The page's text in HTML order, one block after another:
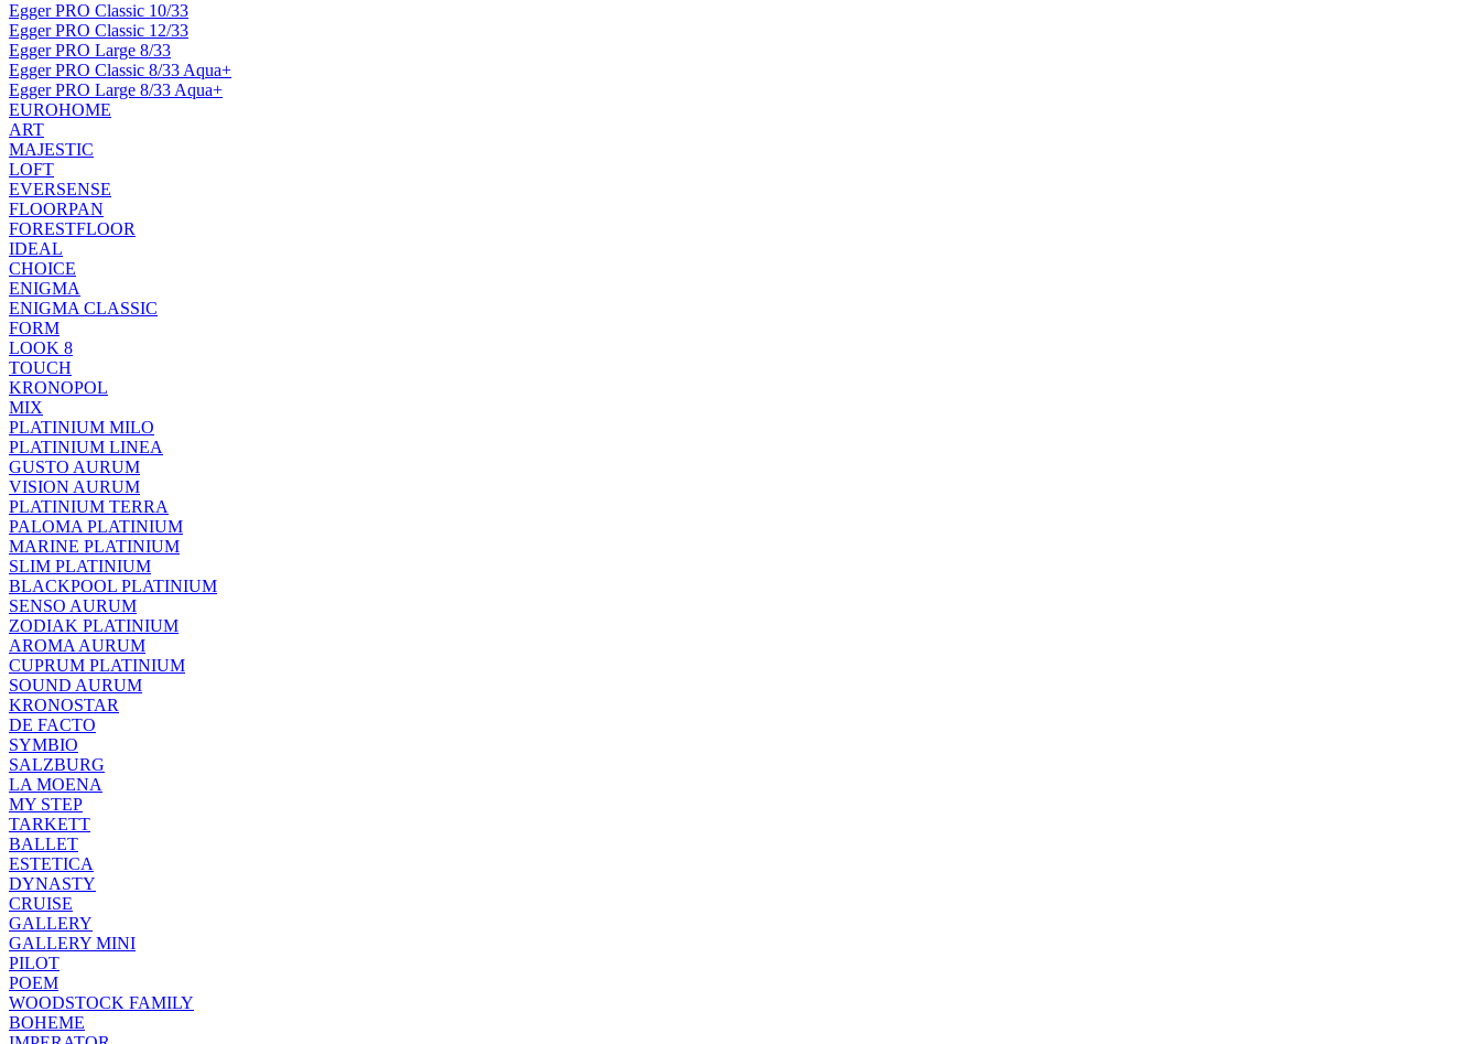
Egger PRO Classic 10/33
Egger PRO Classic 12/33
Egger PRO Large 8/33
Egger PRO Classic 8/33 Aqua+
Egger PRO Large 8/33 Aqua+
EUROHOME
ART
MAJESTIC
LOFT
EVERSENSE
FLOORPAN
FORESTFLOOR
IDEAL
CHOICE
ENIGMA
ENIGMA CLASSIC
FORM
LOOK 8
TOUCH
KRONOPOL
MIX
PLATINIUM MILO
PLATINIUM LINEA
GUSTO AURUM
VISION AURUM
PLATINIUM TERRA
PALOMA PLATINIUM
MARINE PLATINIUM
SLIM PLATINIUM
BLACKPOOL PLATINIUM
SENSO AURUM
ZODIAK PLATINIUM
AROMA AURUM
CUPRUM PLATINIUM
SOUND AURUM
KRONOSTAR
DE FACTO
SYMBIO
SALZBURG
LA MOENA
MY STEP
TARKETT
BALLET
ESTETICA
DYNASTY
CRUISE
GALLERY
GALLERY MINI
PILOT
POEM
WOODSTOCK FAMILY
BOHEME